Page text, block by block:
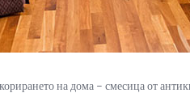
на дома – смесица от